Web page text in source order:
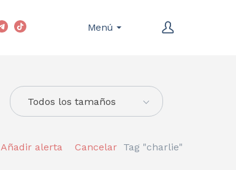
Menú
Todos los tamaños
Tag "charlie"
Cancelar
Añadir alerta